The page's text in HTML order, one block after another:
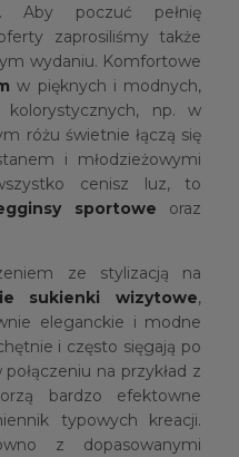
Aby poczuć pełnię
zaprosiliśmy także
wydaniu. Komfortowe
w pięknych i modnych,
np. w
różu świetnie łączą się
i młodzieżowymi
cenisz luz, to
sportowe oraz
ze stylizacją na
sukienki wizytowe,
eleganckie i modne
i często sięgają po
na przykład z
bardzo efektowne
typowych kreacji.
z dopasowanymi